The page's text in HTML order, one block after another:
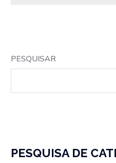
PESQUISAR
PESQUISA DE